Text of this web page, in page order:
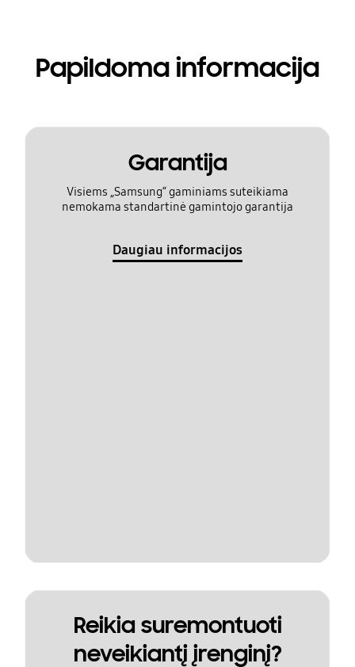
Papildoma informacija
Garantija
Visiems „Samsung“ gaminiams suteikiama
nemokama standartinė gamintojo garantija
Daugiau informacijos
Reikia suremontuoti
neveikiantį įrenginį?